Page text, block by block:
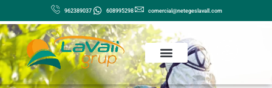
al
contenido
962389037 608995298 comercial@netegeslavall.com